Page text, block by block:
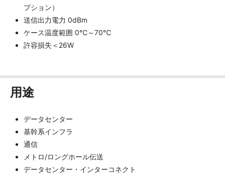
プション）
送信出力電力 0dBm
ケース温度範囲 0℃～70℃
許容損失＜26W
用途
データセンター
基幹系インフラ
通信
メトロ/ロングホール伝送
データセンター・インターコネクト